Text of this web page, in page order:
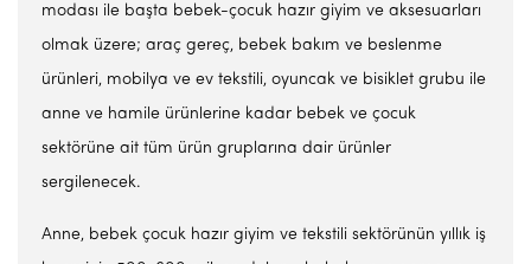
modası ile başta bebek-çocuk hazır giyim ve aksesuarları
olmak üzere; araç gereç, bebek bakım ve beslenme
ürünleri, mobilya ve ev tekstili, oyuncak ve bisiklet grubu ile
anne ve hamile ürünlerine kadar bebek ve çocuk
sektörüne ait tüm ürün gruplarına dair ürünler
sergilenecek.
Anne, bebek çocuk hazır giyim ve tekstili sektörünün yıllık iş